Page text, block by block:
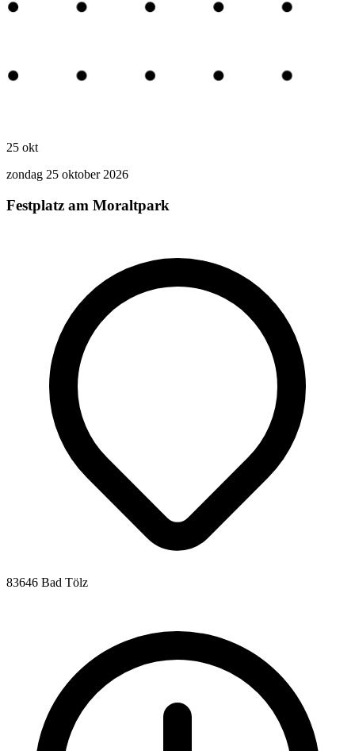
25 okt
zondag 25 oktober 2026
Festplatz am Moraltpark
83646 Bad Tölz